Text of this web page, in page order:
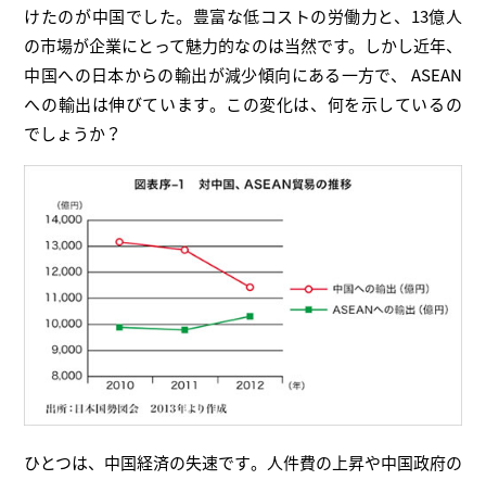
けたのが中国でした。豊富な低コストの労働力と、13億人
の市場が企業にとって魅力的なのは当然です。しかし近年、
中国への日本からの輸出が減少傾向にある一方で、 ASEAN
への輸出は伸びています。この変化は、何を示しているの
でしょうか？
ひとつは、中国経済の失速です。人件費の上昇や中国政府の